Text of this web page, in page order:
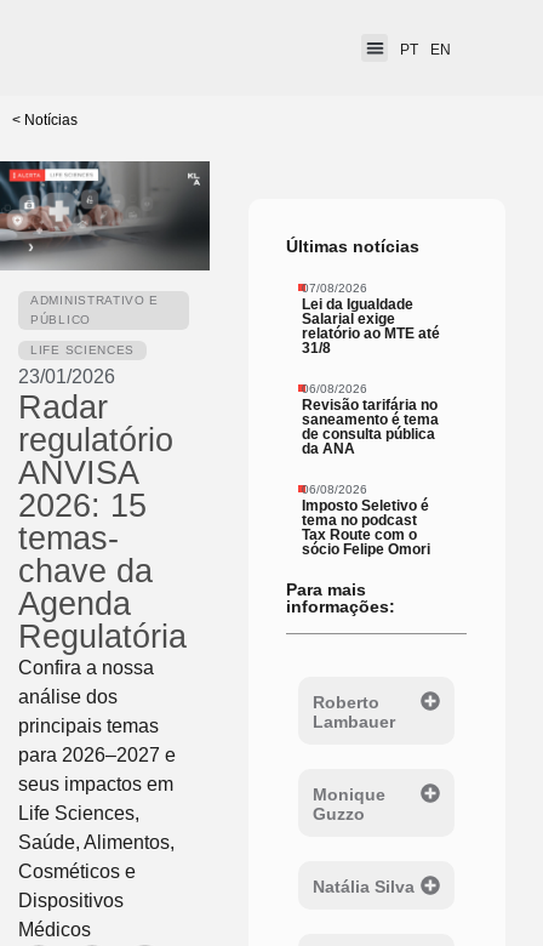
PT EN
< Notícias
ADMINISTRATIVO E
PÚBLICO
LIFE SCIENCES
23/01/2026
Radar
regulatório
ANVISA
2026: 15
temas-
chave da
Agenda
Regulatória
Confira a nossa
análise dos
principais temas
para 2026–2027 e
seus impactos em
Life Sciences,
Saúde, Alimentos,
Cosméticos e
Dispositivos
Médicos
Últimas notícias
07/08/2026
Lei da Igualdade
Salarial exige
relatório ao MTE até
31/8
06/08/2026
Revisão tarifária no
saneamento é tema
de consulta pública
da ANA
06/08/2026
Imposto Seletivo é
tema no podcast
Tax Route com o
sócio Felipe Omori
Para mais
informações:
Roberto
Lambauer
Monique
Guzzo
Natália Silva